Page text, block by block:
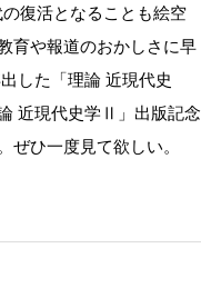
復活となることも絵空
育や報道のおかしさに早
した「理論 近現代史
近現代史学Ⅱ」出版記念
ひ一度見て欲しい。